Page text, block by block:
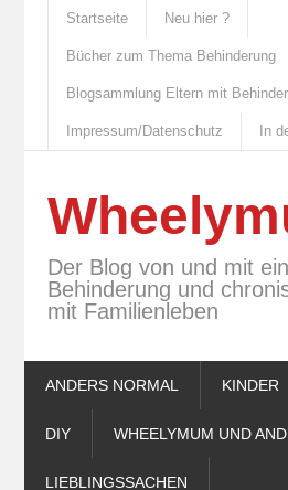
Startseite Neu hier ?
Bücher zum Thema Behinderung
Blogsammlung Eltern mit
Impressum/Datenschutz In
Der Blog von und mit
Behinderung und
mit Familienleben
ANDERS NORMAL KINDER
DIY WHEELYMUM UND
LIEBLINGSSACHEN